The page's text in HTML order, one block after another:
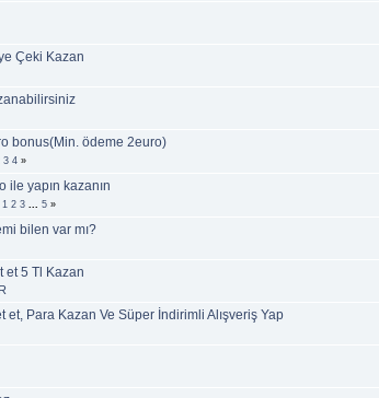
Çeki Kazan
bonus(Min. ödeme 2euro)
3 4 »
ile yapın kazanın
1 2 3 5 »
bilen var mı?
et 5 Tl Kazan
et, Para Kazan Ve Süper İndirimli Alışveriş Yap